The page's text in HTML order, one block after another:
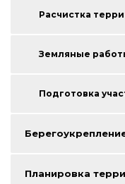
Расчистка
Земляные
Подготовка
Планировка